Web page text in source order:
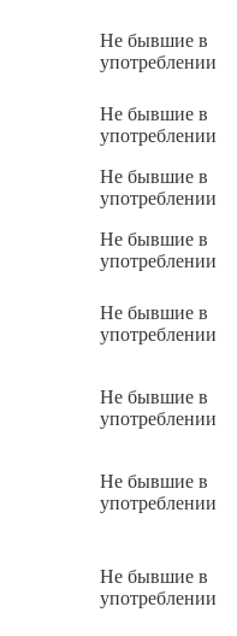
Не бывшие в
употреблении
Не бывшие в
употреблении
Не бывшие в
употреблении
Не бывшие в
употреблении
Не бывшие в
употреблении
Не бывшие в
употреблении
Не бывшие в
употреблении
Не бывшие в
употреблении